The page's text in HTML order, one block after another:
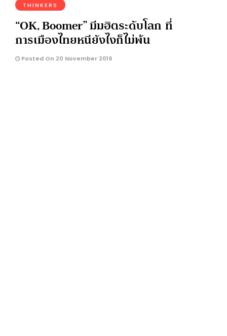
THINKERS
“OK, Boomer” มีมฮิตระดับโลก ที่
การเมืองไทยหนียังไงก็ไม่พ้น
Posted On 20 November 2019